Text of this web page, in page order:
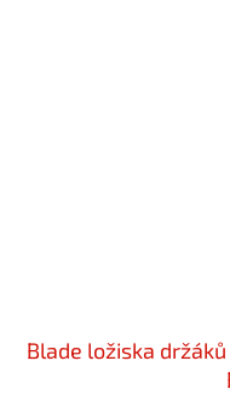
Blade ložiska